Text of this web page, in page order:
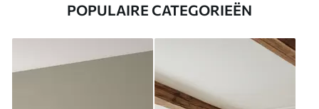
POPULAIRE CATEGORIEËN